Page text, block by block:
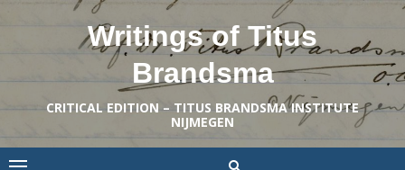
Writings of Titus
Brandsma
CRITICAL EDITION – TITUS BRANDSMA INSTITUTE
NIJMEGEN